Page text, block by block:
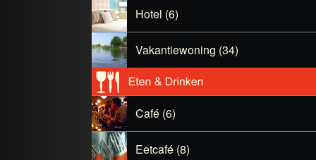
Hotel (6)
Vakantiewoning (34)
Café (6)
Eetcafé (8)